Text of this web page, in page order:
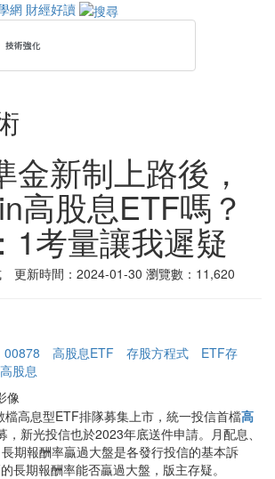
網 財經好讀
金新制上路後，
高股息ETF嗎？
1考量讓我遲疑
更新時間：2024-01-30 瀏覽數：11,620
00878 高股息ETF 存股方程式
ETF存
股息
像
高息型ETF排隊募集上市，統一投信首檔高
，新光投信也於2023年底送件申請。月配息、
期報酬率贏過大盤是各發行投信的基本訴
長期報酬率能否贏過大盤，版主存疑。